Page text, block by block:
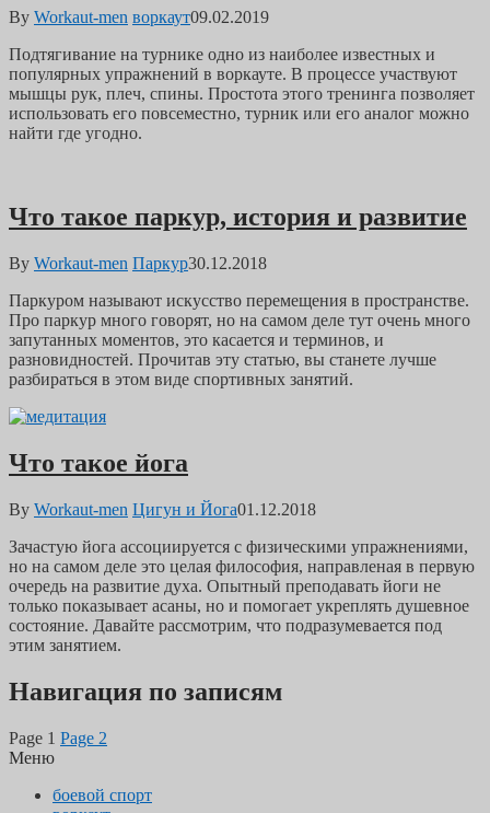
By Workaut-men воркаут09.02.2019
Подтягивание на турнике одно из наиболее известных и
популярных упражнений в воркауте. В процессе участвуют
мышцы рук, плеч, спины. Простота этого тренинга позволяет
использовать его повсеместно, турник или его аналог можно
найти где угодно.
Что такое паркур, история и развитие
By Workaut-men Паркур30.12.2018
Паркуром называют искусство перемещения в пространстве.
Про паркур много говорят, но на самом деле тут очень много
запутанных моментов, это касается и терминов, и
разновидностей. Прочитав эту статью, вы станете лучше
разбираться в этом виде спортивных занятий.
Что такое йога
By Workaut-men Цигун и Йога01.12.2018
Зачастую йога ассоциируется с физическими упражнениями,
но на самом деле это целая философия, направленая в первую
очередь на развитие духа. Опытный преподавать йоги не
только показывает асаны, но и помогает укреплять душевное
состояние. Давайте рассмотрим, что подразумевается под
этим занятием.
Навигация по записям
Page 1 Page 2
Меню
боевой спорт